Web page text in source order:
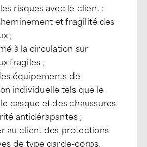
risques avec le client :
et fragilité des
;
à la circulation sur
fragiles ;
équipements de
individuelle tels que le
casque et des chaussures
antidérapantes ;
au client des protections
de type garde-corps,